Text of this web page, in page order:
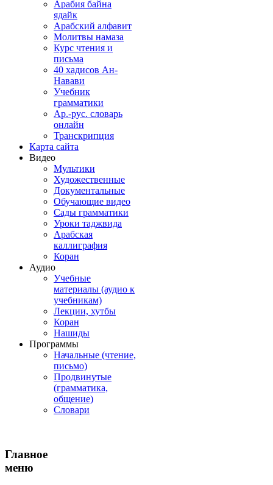
Арабия байна
ядайк
Арабский алфавит
Молитвы намаза
Курс чтения и
письма
40 хадисов Ан-
Навави
Учебник
грамматики
Ар.-рус. словарь
онлайн
Транскрипция
Карта сайта
Видео
Мультики
Художественные
Документальные
Обучающие видео
Сады грамматики
Уроки таджвида
Арабская
каллиграфия
Коран
Аудио
Учебные
материалы (аудио к
учебникам)
Лекции, хутбы
Коран
Нашиды
Программы
Начальные (чтение,
письмо)
Продвинутые
(грамматика,
общение)
Словари
Главное
меню